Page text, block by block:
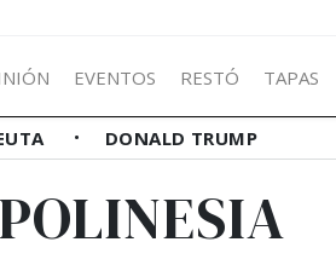
EVENTOS RESTÓ TAPAS
DONALD TRUMP